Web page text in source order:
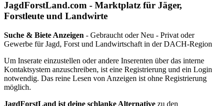
JagdForstLand.com - Marktplatz für Jäger,
Forstleute und Landwirte
Suche & Biete Anzeigen - Gebraucht oder Neu - Privat oder
Gewerbe für Jagd, Forst und Landwirtschaft in der DACH-Region
Um Inserate einzustellen oder andere Inserenten über das interne
Kontaktsystem anzuschreiben, ist eine Registrierung und ein Login
notwendig. Das reine Lesen von Anzeigen ist ohne Registrierung
möglich.
JagdForstLand ist deine schlanke Alternative zu den